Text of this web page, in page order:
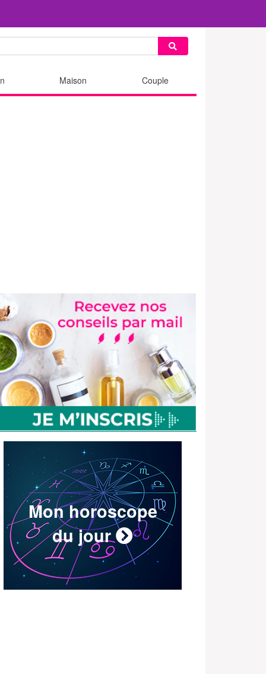
Maison Couple
Mon horoscope
du jour